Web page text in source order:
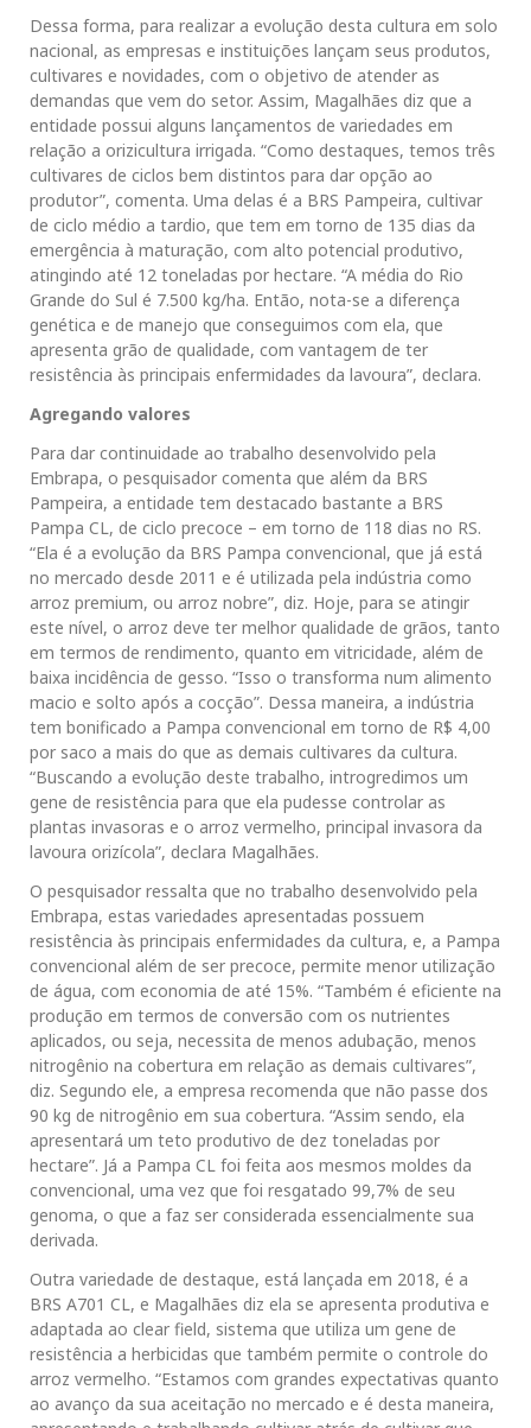
Dessa forma, para realizar a evolução desta cultura em solo
nacional, as empresas e instituições lançam seus produtos,
cultivares e novidades, com o objetivo de atender as
demandas que vem do setor. Assim, Magalhães diz que a
entidade possui alguns lançamentos de variedades em
relação a orizicultura irrigada. “Como destaques, temos três
cultivares de ciclos bem distintos para dar opção ao
produtor”, comenta. Uma delas é a BRS Pampeira, cultivar
de ciclo médio a tardio, que tem em torno de 135 dias da
emergência à maturação, com alto potencial produtivo,
atingindo até 12 toneladas por hectare. “A média do Rio
Grande do Sul é 7.500 kg/ha. Então, nota-se a diferença
genética e de manejo que conseguimos com ela, que
apresenta grão de qualidade, com vantagem de ter
resistência às principais enfermidades da lavoura”, declara.
Agregando valores
Para dar continuidade ao trabalho desenvolvido pela
Embrapa, o pesquisador comenta que além da BRS
Pampeira, a entidade tem destacado bastante a BRS
Pampa CL, de ciclo precoce – em torno de 118 dias no RS.
“Ela é a evolução da BRS Pampa convencional, que já está
no mercado desde 2011 e é utilizada pela indústria como
arroz premium, ou arroz nobre”, diz. Hoje, para se atingir
este nível, o arroz deve ter melhor qualidade de grãos, tanto
em termos de rendimento, quanto em vitricidade, além de
baixa incidência de gesso. “Isso o transforma num alimento
macio e solto após a cocção”. Dessa maneira, a indústria
tem bonificado a Pampa convencional em torno de R$ 4,00
por saco a mais do que as demais cultivares da cultura.
“Buscando a evolução deste trabalho, introgredimos um
gene de resistência para que ela pudesse controlar as
plantas invasoras e o arroz vermelho, principal invasora da
lavoura orizícola”, declara Magalhães.
O pesquisador ressalta que no trabalho desenvolvido pela
Embrapa, estas variedades apresentadas possuem
resistência às principais enfermidades da cultura, e, a Pampa
convencional além de ser precoce, permite menor utilização
de água, com economia de até 15%. “Também é eficiente na
produção em termos de conversão com os nutrientes
aplicados, ou seja, necessita de menos adubação, menos
nitrogênio na cobertura em relação as demais cultivares”,
diz. Segundo ele, a empresa recomenda que não passe dos
90 kg de nitrogênio em sua cobertura. “Assim sendo, ela
apresentará um teto produtivo de dez toneladas por
hectare”. Já a Pampa CL foi feita aos mesmos moldes da
convencional, uma vez que foi resgatado 99,7% de seu
genoma, o que a faz ser considerada essencialmente sua
derivada.
Outra variedade de destaque, está lançada em 2018, é a
BRS A701 CL, e Magalhães diz ela se apresenta produtiva e
adaptada ao clear field, sistema que utiliza um gene de
resistência a herbicidas que também permite o controle do
arroz vermelho. “Estamos com grandes expectativas quanto
ao avanço da sua aceitação no mercado e é desta maneira,